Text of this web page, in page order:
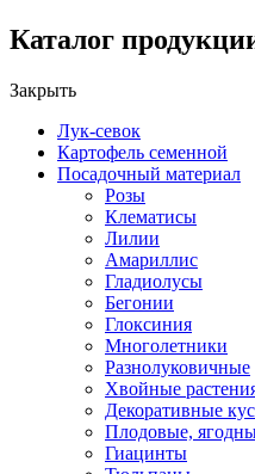
Каталог
Закрыть
Лук-севок
Картофель семенной
Посадочный материал
Розы
Клематисы
Лилии
Амариллис
Гладиолусы
Бегонии
Глоксиния
Многолетники
Разнолуковичные
Хвойные
Декоративные
Плодовые,
Гиацинты